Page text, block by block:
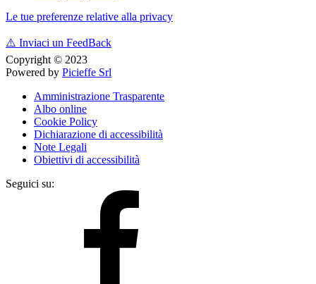
Le tue preferenze relative alla privacy
⚠️ Inviaci un FeedBack
Copyright © 2023
Powered by Picieffe Srl
Amministrazione Trasparente
Albo online
Cookie Policy
Dichiarazione di accessibilità
Note Legali
Obiettivi di accessibilità
Seguici su: